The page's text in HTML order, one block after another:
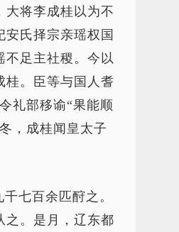
大将李成桂以为不
氏择宗亲瑶权国
不足主社稷。今以
桂。臣等与国人耆
礼部移谕“果能顺
，成桂闻皇太子
七百余匹酧之。
之。是月，辽东都